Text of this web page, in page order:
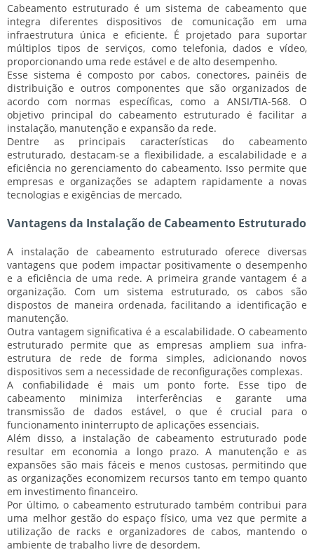
Cabeamento estruturadoé um sistema de cabeamento que
integra diferentes dispositivos de comunicação em uma
infraestrutura única e eficiente. É projetado para suportar
múltiplos tipos de serviços, como telefonia, dados e vídeo,
proporcionando uma rede estável e de alto desempenho.
Esse sistema é composto por cabos, conectores, painéis de
distribuição e outros componentes que são organizados de
acordo com normas específicas, como a ANSI/TIA-568. O
objetivo principal do cabeamento estruturado é facilitar a
instalação, manutenção e expansão da rede.
Dentre as principais características do cabeamento
estruturado, destacam-se a flexibilidade, a escalabilidade e a
eficiência no gerenciamento do cabeamento. Isso permite que
empresas e organizações se adaptem rapidamente a novas
tecnologias e exigências de mercado.
Vantagens da Instalação de Cabeamento Estruturado
A instalação de cabeamento estruturado oferece diversas
vantagens que podem impactar positivamente o desempenho
e a eficiência de uma rede. A primeira grande vantagem é a
organização. Com um sistema estruturado, os cabos são
dispostos de maneira ordenada, facilitando a identificação e
manutenção.
Outra vantagem significativa é a escalabilidade. O cabeamento
estruturado permite que as empresas ampliem sua infra-
estrutura de rede de forma simples, adicionando novos
dispositivos sem a necessidade de reconfigurações complexas.
A confiabilidade é mais um ponto forte. Esse tipo de
cabeamento minimiza interferências e garante uma
transmissão de dados estável, o que é crucial para o
funcionamento ininterrupto de aplicações essenciais.
Além disso, a instalação de cabeamento estruturado pode
resultar emeconomia a longo prazo. A manutenção e as
expansões são mais fáceis e menos custosas, permitindo que
as organizações economizem recursos tanto em tempo quanto
em investimento financeiro.
Por último, o cabeamento estruturado também contribui para
uma melhor gestão do espaço físico, uma vez que permite a
utilização de racks e organizadores de cabos, mantendo o
ambiente de trabalho livre de desordem.